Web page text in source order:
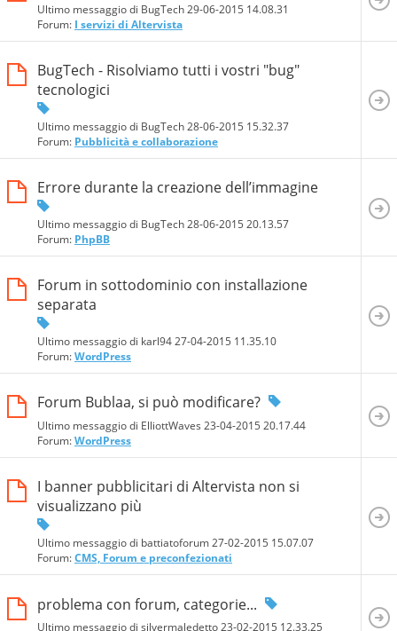
Ultimo messaggio di BugTech 29-06-2015 14.08.31
Forum: I servizi di Altervista
BugTech - Risolviamo tutti i vostri "bug"
tecnologici
Ultimo messaggio di BugTech 28-06-2015 15.32.37
Forum: Pubblicità e collaborazione
Errore durante la creazione dell’immagine
Ultimo messaggio di BugTech 28-06-2015 20.13.57
Forum: PhpBB
Forum in sottodominio con installazione
separata
Ultimo messaggio di karl94 27-04-2015 11.35.10
Forum:WordPress
Forum Bublaa, si può modificare?
Ultimo messaggio di ElliottWaves 23-04-2015 20.17.44
Forum:WordPress
I banner pubblicitari di Altervista non si
visualizzano più
Ultimo messaggio di battiatoforum 27-02-2015 15.07.07
Forum:CMS, Forum e preconfezionati
problema con forum, categorie...
Ultimo messaggio di silvermaledetto 23-02-2015 12.33.25